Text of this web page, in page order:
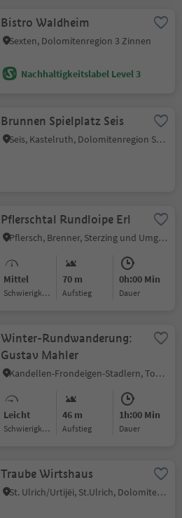
Bistro Waldheim
Sexten, Dolomitenregion 3 Zinnen
Nachhaltigkeitslabel Level 3
Brunnen Spielplatz Seis
Seis, Kastelruth, Dolomitenregion Seiser Alm
Pflerschtal Rundloipe Erl
Pflersch, Brenner, Sterzing und Umgebung
Mittel
Schwierigkeitsgrad
70 m
Aufstieg
0h:00 Min
Dauer
Winter-Rundwanderung:
Gustav Mahler
Kandellen-Frondeigen-Stadlern, Toblach, Dolomitenregion 3 Zinnen
Leicht
Schwierigkeitsgrad
46 m
Aufstieg
1h:00 Min
Dauer
Traube Wirtshaus
St. Ulrich/Urtijëi, St.Ulrich, Dolomitenregion Gröden